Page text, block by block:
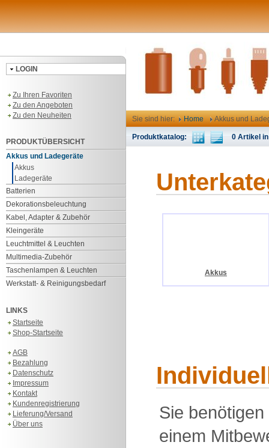
LOGIN
Zu Ihren Favoriten
Zu den Angeboten
Zu den Neuheiten
PRODUKTÜBERSICHT
Akkus und Ladegeräte
Akkus
Ladegeräte
Batterien
Dekorationsbeleuchtung
Kabel, Adapter & Zubehör
Kleingeräte
Leuchtmittel & Leuchten
Multimedia-Zubehör
Taschenlampen & Leuchten
Werkstatt- & Reinigungsbedarf
LINKS
Startseite
Shop-Startseite
AGB
Bezahlung
Datenschutz
Impressum
Kontakt
Kundenregistrierung
Lieferung/Versand
Über uns
Sie sind hier: Home Akkus und
Produktkatalog: 0 Artikel in
Akkus
Sie
einem